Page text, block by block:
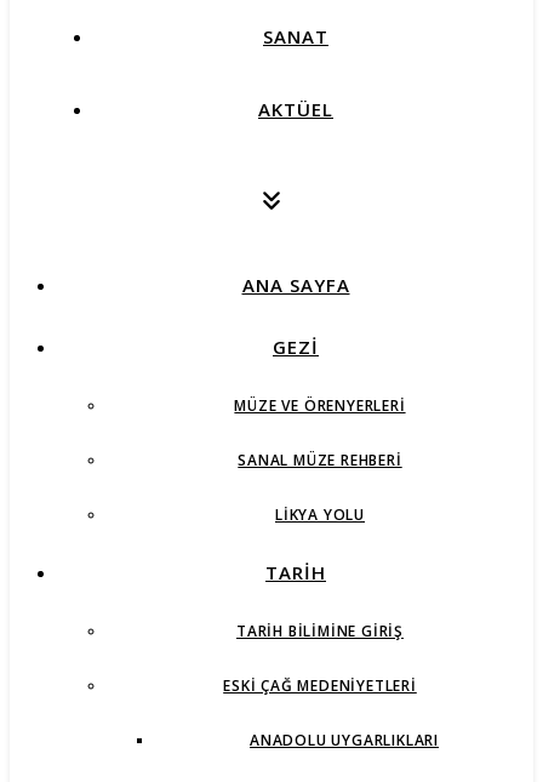
SANAT
AKTÜEL
ANA SAYFA
GEZİ
MÜZE VE ÖRENYERLERI
SANAL MÜZE REHBERI
LIKYA YOLU
TARİH
TARIH BILIMINE GIRIŞ
ESKI ÇAĞ MEDENIYETLERI
ANADOLU UYGARLIKLARI